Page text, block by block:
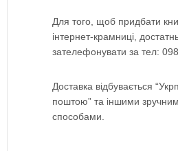
Для того, щоб придбати
інтернет-крамниці,
зателефонувати за тел:
Доставка відбувається
поштою” та іншими
способами.